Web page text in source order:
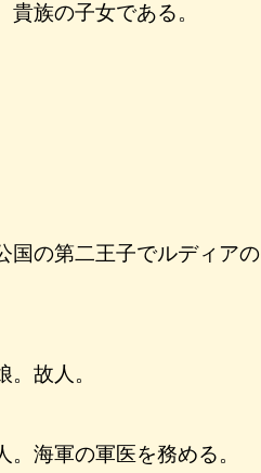
族の子女である。
国の第二王子でルディアの
故人。
海軍の軍医を務める。